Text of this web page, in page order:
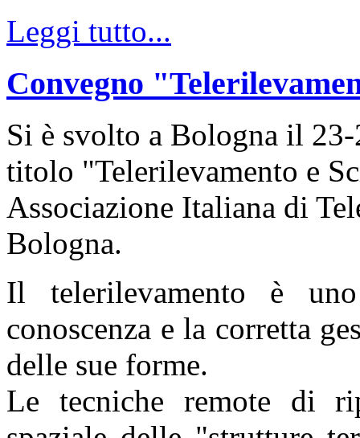
Leggi tutto...
Convegno
Si è svolto a Bologna il
titolo "Telerilevamento e
Associazione Italiana di
Bologna.
Il telerilevamento è
conoscenza e la corretta
delle sue forme.
Le tecniche remote di